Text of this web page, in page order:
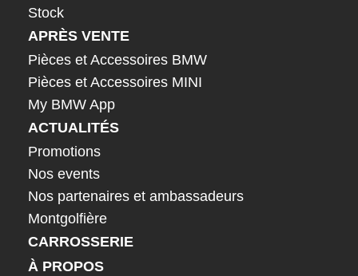
Stock
APRÈS VENTE
Pièces et Accessoires BMW
Pièces et Accessoires MINI
My BMW App
ACTUALITÉS
Promotions
Nos events
Nos partenaires et ambassadeurs
Montgolfière
CARROSSERIE
À PROPOS